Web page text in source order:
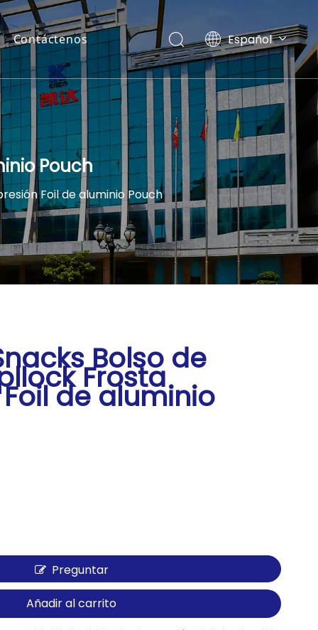
Contáctenos Español
English
Pouch
Foil de aluminio Pouch
Bolso de
Frosta
de aluminio
Preguntar
Añadir al carrito